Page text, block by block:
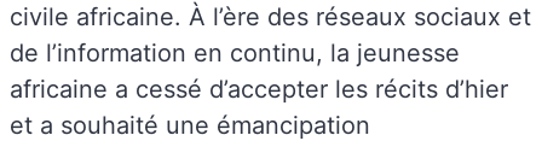
civile africaine. À l’ère des réseaux sociaux et
de l’information en continu, la jeunesse
africaine a cessé d’accepter les récits d’hier
et a souhaité une émancipation